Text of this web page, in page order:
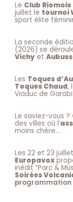
Le Club
juillet le tournoi
sport élite
La seconde
(2026) se
Vichy et
Les Toques
Toques Chaud,
Viaduc de
Le saviez-vous ?
des villes où l’
moins chère…
Les 22 et 23
Europavox
inédit “Parc &
Soirées
programmation